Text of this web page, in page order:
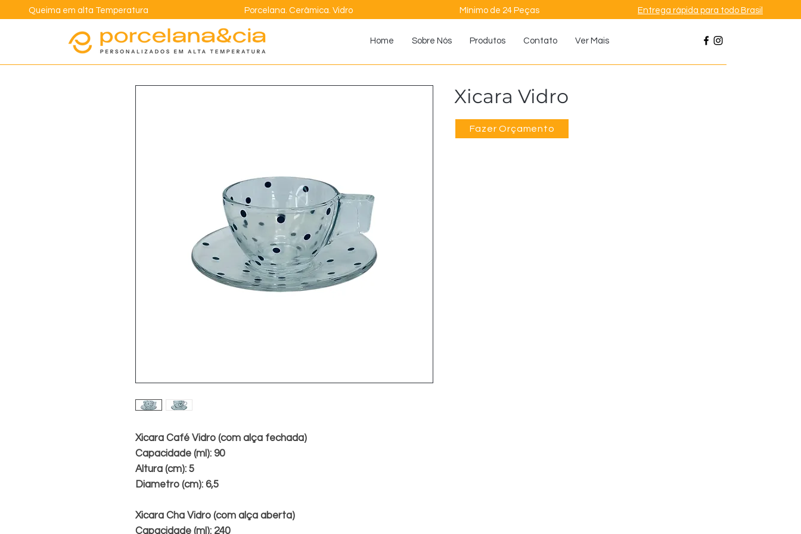
Queima em alta Temperatura Porcelana. Cerâmica. Vidro Mínimo de 24 Peças Entrega rápida para todo Brasil
Home Sobre Nós Produtos Contato Ver Mais
Xicara Café Vidro (com alça fechada)
Capacidade (ml): 90
Altura (cm): 5
Diametro (cm): 6,5
Xicara Cha Vidro (com alça aberta)
Capacidade (ml): 240
Xicara Vidro
Fazer Orçamento